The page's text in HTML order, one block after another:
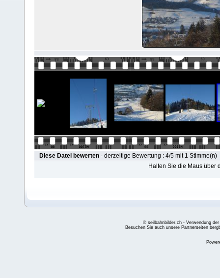
Diese Datei bewerten - derzeitige Bewertung : 4/5 mit 1 Stimme(n)
Halten Sie die Maus über
© seilbahnbilder.ch - Verwendung
Besuchen Sie auch unsere Partnerseiten